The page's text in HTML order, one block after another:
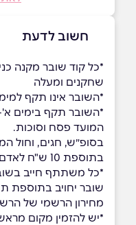
חשוב לדעת
שחקנים ומעלה
*השובר אינו תקף למימוש
*השובר תקף בימים א'-
המועד פסח וסוכות.
בסופ״ש, חגים, וחול
בתוספת 10 ש"ח לאדם ישירות לבית העסק
*כל משתתף חייב
שובר יחויב בתוספת
מחירון הרשמי של
*יש להזמין מקום